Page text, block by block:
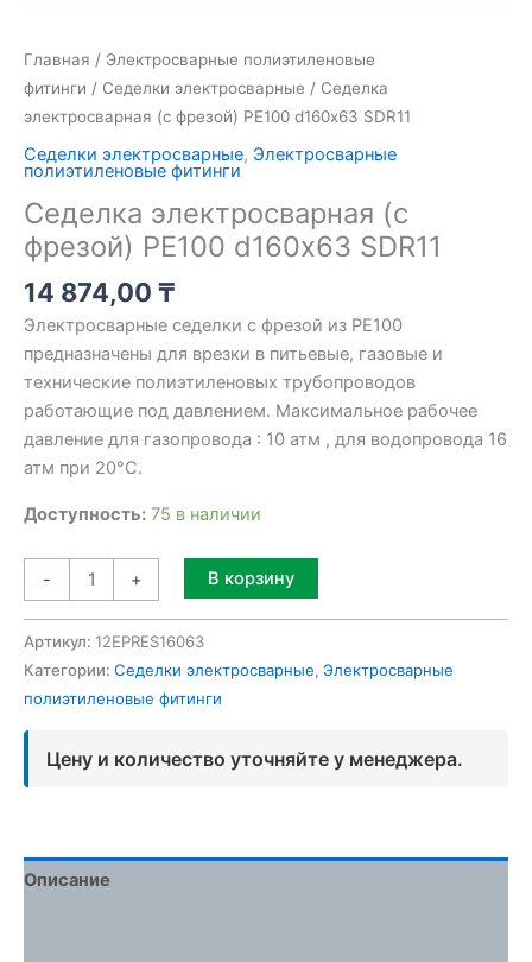
Главная / Электросварные полиэтиленовые
фитинги / Седелки электросварные / Седелка
электросварная (с фрезой) PE100 d160х63 SDR11
Седелки электросварные, Электросварные
полиэтиленовые фитинги
Седелка электросварная (с
фрезой) PE100 d160х63 SDR11
14 874,00 ₸
Электросварные седелки с фрезой из PE100
предназначены для врезки в питьевые, газовые и
технические полиэтиленовых трубопроводов
работающие под давлением. Максимальное рабочее
давление для газопровода : 10 атм , для водопровода 16
атм при 20°C.
Доступность: 75 в наличии
- + В корзину
Артикул: 12EPRES16063
Категории: Седелки электросварные, Электросварные
полиэтиленовые фитинги
Цену и количество уточняйте у менеджера.
Описание